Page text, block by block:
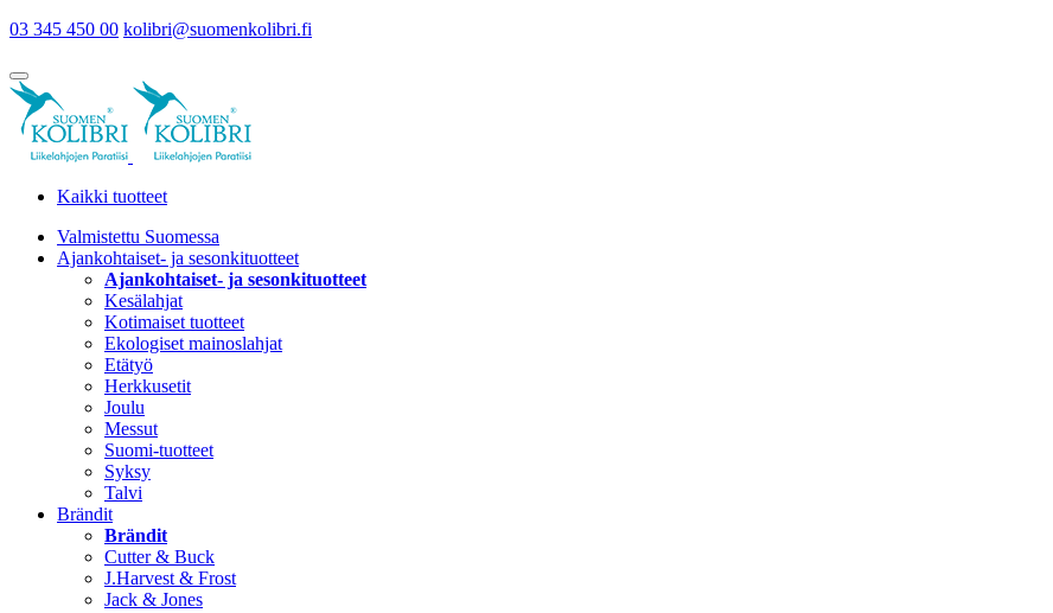
03 345 450 00 kolibri@suomenkolibri.fi
Kaikki tuotteet
Valmistettu Suomessa
Ajankohtaiset- ja sesonkituotteet
Ajankohtaiset- ja sesonkituotteet
Kesälahjat
Kotimaiset tuotteet
Ekologiset mainoslahjat
Etätyö
Herkkusetit
Joulu
Messut
Suomi-tuotteet
Syksy
Talvi
Brändit
Brändit
Cutter & Buck
J.Harvest & Frost
Jack & Jones